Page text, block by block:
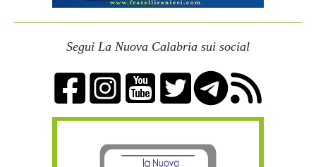
Segui La Nuova Calabria sui social